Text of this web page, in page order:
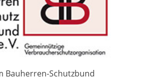
Bauherren-Schutzbund